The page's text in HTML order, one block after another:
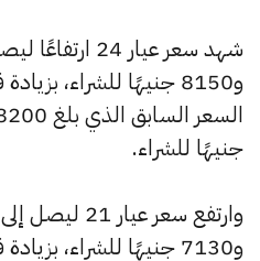
جنيهًا للشراء.